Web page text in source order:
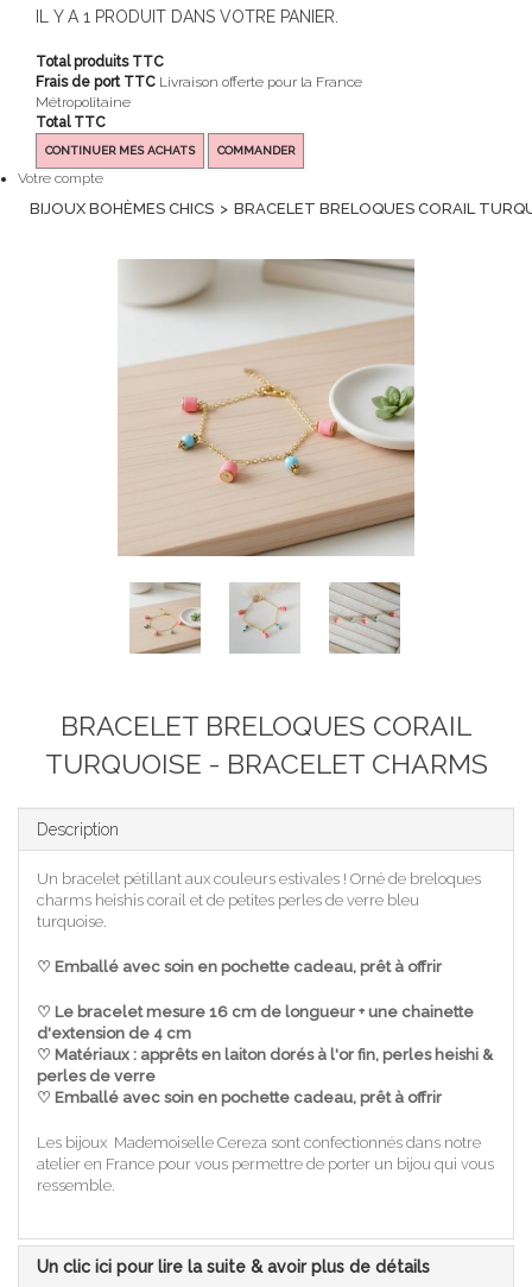
IL Y A 1 PRODUIT DANS VOTRE PANIER.
Total produits TTC
Frais de port TTC Livraison offerte pour la France
Métropolitaine
Total TTC
CONTINUER MES ACHATS COMMANDER
Votre compte
BIJOUX BOHÈMES CHICS > BRACELET BRELOQUES CORAIL
BRACELET BRELOQUES CORAIL
TURQUOISE - BRACELET CHARMS
Description
Un bracelet pétillant aux couleurs estivales ! Orné de breloques
charms heishis corail et de petites perles de verre bleu
turquoise.
♡ Emballé avec soin en pochette cadeau, prêt à offrir
♡ Le bracelet mesure 16 cm de longueur + une chainette
d'extension de 4 cm
♡ Matériaux : apprêts en laiton dorés à l'or fin, perles heishi &
perles de verre
♡ Emballé avec soin en pochette cadeau, prêt à offrir
Les bijoux Mademoiselle Cereza sont confectionnés dans notre
atelier en France pour vous permettre de porter un bijou qui vous
ressemble.
Un clic ici pour lire la suite & avoir plus de détails